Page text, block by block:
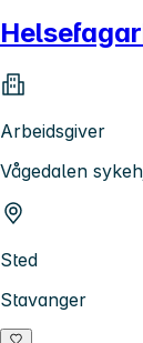
Arbeidsgiver
Vågedalen
Sted
Stavanger